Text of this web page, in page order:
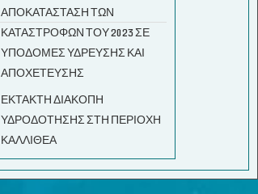
ΑΠΟΚΑΤΑΣΤΑΣΗ ΤΩΝ
ΚΑΤΑΣΤΡΟΦΩΝ ΤΟΥ 2023 ΣΕ
ΥΠΟΔΟΜΕΣ ΥΔΡΕΥΣΗΣ ΚΑΙ
ΑΠΟΧΕΤΕΥΣΗΣ
ΕΚΤΑΚΤΗ ΔΙΑΚΟΠΗ
ΥΔΡΟΔΟΤΗΣΗΣ ΣΤΗ ΠΕΡΙΟΧΗ
ΚΑΛΛΙΘΕΑ